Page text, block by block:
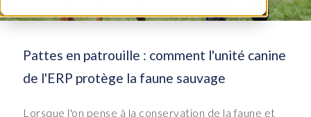
Pattes en patrouille : comment l'unité canine
de l'ERP protège la faune sauvage
Lorsque l'on pense à la conservation de la faune et